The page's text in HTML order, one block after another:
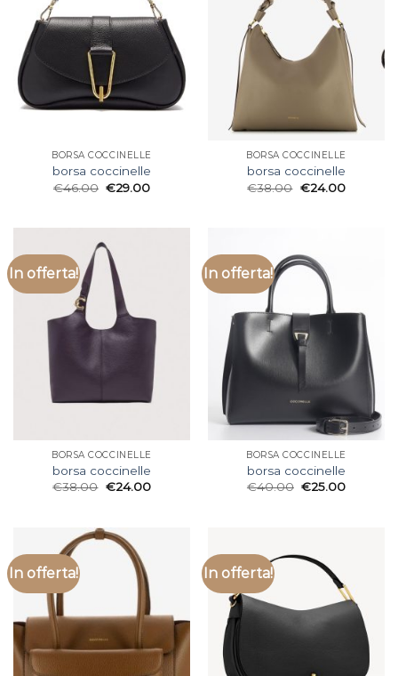
BORSA COCCINELLE
borsa coccinelle
€46.00 €29.00
BORSA COCCINELLE
borsa coccinelle
€38.00 €24.00
In offerta!
BORSA COCCINELLE
borsa coccinelle
€38.00 €24.00
In offerta!
BORSA COCCINELLE
borsa coccinelle
€40.00 €25.00
In offerta! In offerta!